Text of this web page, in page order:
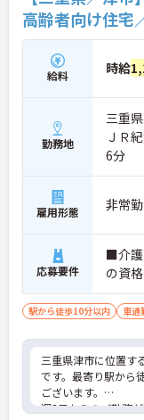
高齢者向け住宅
給料 時給
勤務地
三重
ＪＲ
6分
雇用形態 非常
応募要件
■介護
の資
駅から徒歩10分以内 車通
三重県津市に位置す
です。最寄り駅から
ございます。
週3日からのご勤務